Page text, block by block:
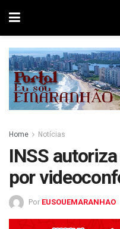
Home Notícias
INSS
por
Por EUSOUEMARANHAO